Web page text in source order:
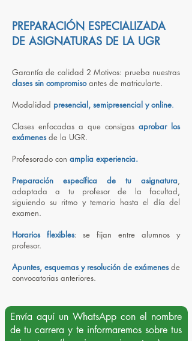
PREPARACIÓN ESPECIALIZADA
DE ASIGNATURAS DE LA UGR
Garantía de calidad 2 Motivos: prueba nuestras
clases sin compromisoantes de matricularte.
Modalidad presencial, semipresencial y online.
Clases enfocadas a que consigas aprobar los
exámenesde la UGR.
Profesorado con amplia experiencia.
Preparación específica de tu asignatura,
adaptada a tu profesor de la facultad,
siguiendo su ritmo y temario hasta el día del
examen.
Horarios flexibles: se fijan entre alumnos
y
profesor.
Apuntes, esquemas y resolución de exámenes de
convocatorias anteriores.
Envía aquí un WhatsApp con el nombre
de tu carrera y te informaremos sobre tus